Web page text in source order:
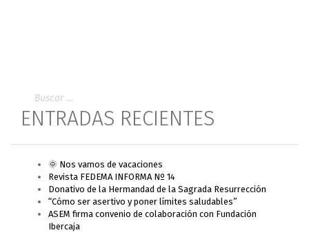
ENTRADAS RECIENTES
🌞 Nos vamos de vacaciones
Revista FEDEMA INFORMA Nº 14
Donativo de la Hermandad de la Sagrada Resurrección
“Cómo ser asertivo y poner límites saludables”
ASEM firma convenio de colaboración con Fundación
Ibercaja